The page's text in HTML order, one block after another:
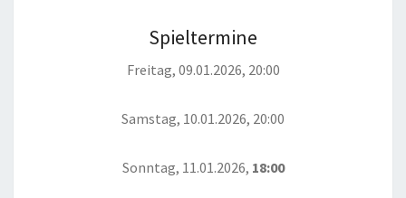
Spieltermine
Freitag, 09.01.2026, 20:00
Samstag, 10.01.2026, 20:00
Sonntag, 11.01.2026, 18:00